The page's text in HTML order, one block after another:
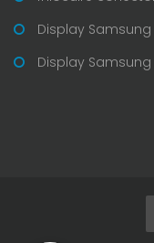
Display Samsung
Display